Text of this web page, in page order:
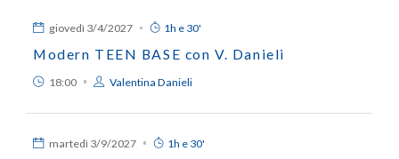
giovedì 3/4/2027 1h e 30'
Modern TEEN BASE con V. Danieli
18:00 Valentina Danieli
martedì 3/9/2027 1h e 30'